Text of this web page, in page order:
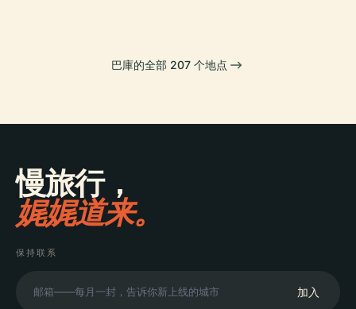
巴庫的全部 207 个地点
慢旅行，
娓娓道来。
保持联系
加入